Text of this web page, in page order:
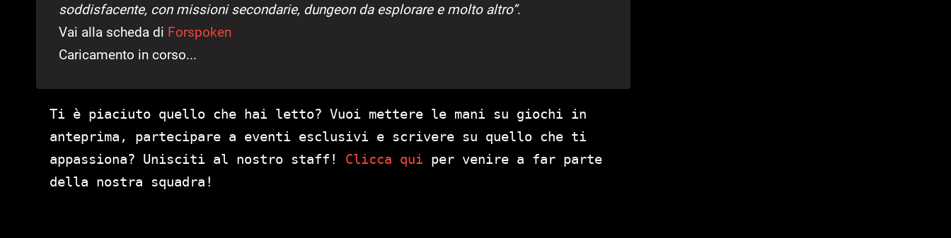
soddisfacente, con missioni secondarie, dungeon da esplorare e molto altro”.
Vai alla scheda di Forspoken
Caricamento in corso...
Ti è piaciuto quello che hai letto? Vuoi mettere le mani su giochi in
anteprima, partecipare a eventi esclusivi e scrivere su quello che ti
appassiona? Unisciti al nostro staff! Clicca qui per venire a far parte
della nostra squadra!